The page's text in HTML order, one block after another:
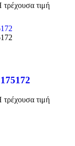
τρέχουσα τιμή
τρέχουσα τιμή